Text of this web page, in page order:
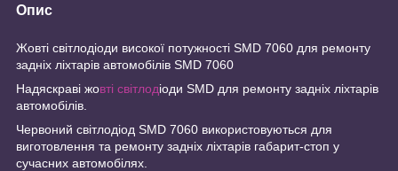
Опис
Жовті світлодіоди високої потужності SMD 7060 для ремонту
задніх ліхтарів автомобілів SMD 7060
Надяскраві жовті світлодіоди SMD для ремонту задніх ліхтарів
автомобілів.
Червоний світлодіод SMD 7060 використовуються для
виготовлення та ремонту задніх ліхтарів габарит-стоп у
сучасних автомобілях.